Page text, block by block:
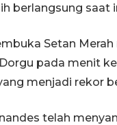
berlangsung saat
Setan
pada menit
menjadi rekor
telah